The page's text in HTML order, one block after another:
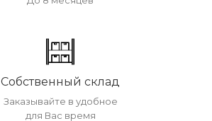
Собственный склад
Заказывайте в удобное
для Вас время